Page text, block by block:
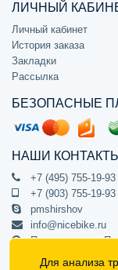
ЛИЧНЫЙ
Личный кабинет
История заказа
Закладки
Рассылка
БЕЗОПАСНЫЕ
НАШИ КОНТАКТЫ
+7 (495) 755-19-93
+7 (903) 755-19-93
pmshirshov
info@nicebike.ru
Прием звонков
ПВЗ Пн-Пт с 10:00 до
Для анализа